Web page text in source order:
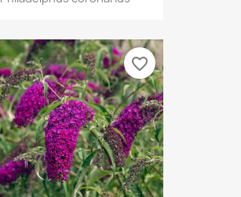
favorite_border